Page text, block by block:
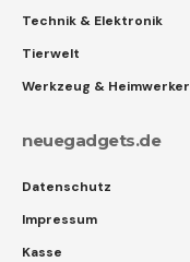
Technik & Elektronik
Tierwelt
Werkzeug & Heimwerker
neuegadgets.de
Datenschutz
Impressum
Kasse